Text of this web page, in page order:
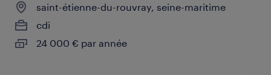
saint-étienne-du-rouvray, seine-maritime
cdi
24 000 € par année